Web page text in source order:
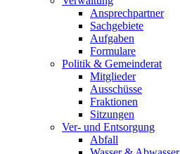
Ansprechpartner
Sachgebiete
Aufgaben
Formulare
Politik & Gemeinderat
Mitglieder
Ausschüsse
Fraktionen
Sitzungen
Ver- und Entsorgung
Abfall